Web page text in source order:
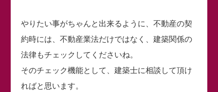
やりたい事がちゃんと出来るように、不動産の契
約時には、不動産業法だけではなく、建築関係の
法律もチェックしてくださいね。
そのチェック機能として、建築士に相談して頂け
ればと思います。